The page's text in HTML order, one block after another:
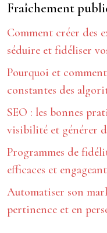
Fraîchement
Comment créer des
séduire et fidéliser
Pourquoi et
constantes des
SEO : les bonnes
visibilité et générer
Programmes de
efficaces et
Automatiser son
pertinence et en